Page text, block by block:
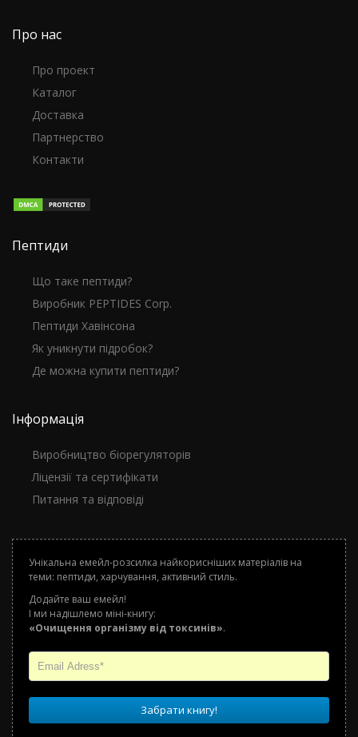
Про нас
Про проект
Каталог
Доставка
Партнерство
Контакти
Пептиди
Що таке пептиди?
Виробник PEPTIDES Corp.
Пептиди Хавінсона
Як уникнути підробок?
Де можна купити пептиди?
Інформація
Виробництво біорегуляторів
Ліцензії та сертифікати
Питання та відповіді
Унікальна емейл-розсилка найкорисніших матеріалів на
теми: пептиди, харчування, активний стиль.
Додайте ваш емейл!
І ми надішлемо міні-книгу:
«Очищення організму від токсинів».
Забрати книгу!